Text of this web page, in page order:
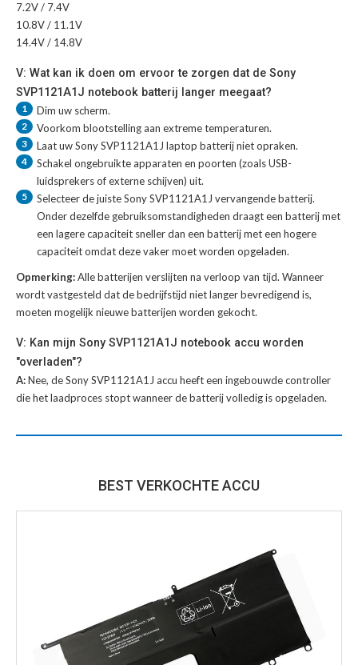
7.2V / 7.4V
10.8V / 11.1V
14.4V / 14.8V
V: Wat kan ik doen om ervoor te zorgen dat de Sony
SVP1121A1J notebook batterij langer meegaat?
1 Dim uw scherm.
2 Voorkom blootstelling aan extreme temperaturen.
3 Laat uwSony SVP1121A1J laptop batterijniet opraken.
4
Schakel ongebruikte apparaten en poorten (zoals USB-
luidsprekers of externe schijven) uit.
5 Selecteer de juisteSony SVP1121A1J vervangende batterij.
Onder dezelfde gebruiksomstandigheden draagt een batterij met
een lagere capaciteit sneller dan een batterij met een hogere
capaciteit omdat deze vaker moet worden opgeladen.
Opmerking:Alle batterijen verslijten na verloop van tijd. Wanneer
wordt vastgesteld dat de bedrijfstijd niet langer bevredigend is,
moeten mogelijk nieuwe batterijen worden gekocht.
V: Kan mijn Sony SVP1121A1J notebook accu worden
"overladen"?
A:Nee, de Sony SVP1121A1J accu heeft een ingebouwde controller
die het laadproces stopt wanneer de batterij volledig is opgeladen.
BEST VERKOCHTE ACCU